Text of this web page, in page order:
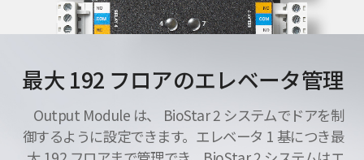
最大 192 フロアのエレベータ管理
Output Module は、 BioStar 2 システムでドアを制
御するように設定できます。エレベータ 1 基につき最